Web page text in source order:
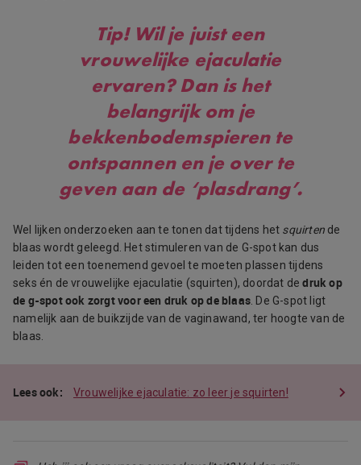
Tip!Wil je juist een
vrouwelijke ejaculatie
ervaren? Dan is het
belangrijk om je
bekkenbodemspieren te
ontspannen en je over te
geven aan de ‘plasdrang’.
Wel lijken onderzoeken aan te tonen dat tijdens het squirten de
blaas wordt geleegd. Het stimuleren van de G-spot kan dus
leiden tot een toenemend gevoel te moeten plassen tijdens
seks én de vrouwelijke ejaculatie (squirten), doordat dedruk op
de g-spot ook zorgt voor een druk op de blaas . De G-spot ligt
namelijk aan de buikzijde van de vaginawand, ter hoogte van de
blaas.
Vrouwelijke ejaculatie: zo leer je squirten!